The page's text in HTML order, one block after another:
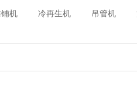
机 冷再生机 吊管机